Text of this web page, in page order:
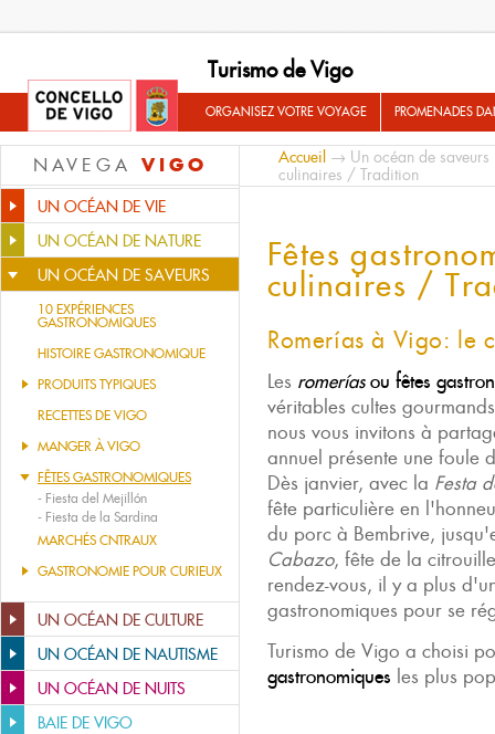
Turismo de Vigo
ORGANISEZ VOTRE VOYAGE PROMENADES
NAVEGA VIGO
UN OCÉAN DE VIE
UN OCÉAN DE NATURE
UN OCÉAN DE SAVEURS
10 EXPÉRIENCES
GASTRONOMIQUES
HISTOIRE GASTRONOMIQUE
PRODUITS TYPIQUES
RECETTES DE VIGO
MANGER À VIGO
FÊTES GASTRONOMIQUES
- Fiesta del Mejillón
- Fiesta de la Sardina
MARCHÉS CNTRAUX
GASTRONOMIE POUR CURIEUX
UN OCÉAN DE CULTURE
UN OCÉAN DE NAUTISME
UN OCÉAN DE NUITS
BAIE DE VIGO
Accueil → Un océan de saveurs
culinaires / Tradition
Fêtes
culinaires /
Romerías à Vigo: le
Les romeríasou fêtes
véritables cultes
nous vous invitons à
annuel présente une foule
Dès janvier, avec la Festa
fête particulière en
du porc à Bembrive,
Cabazo, fête de la
rendez-vous, il y a plus
gastronomiques pour se
Turismo de Vigo a choisi
gastronomiques les plus